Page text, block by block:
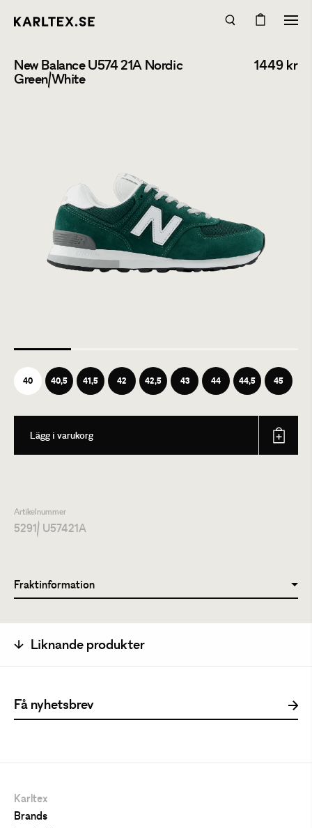
New Balance U574 21A Nordic
Green/White
1449 kr
40 40,5 41,5 42 42,5 43 44 44,5 45
Lägg i varukorg
Artikelnummer
5291/ U57421A
Fraktinformation
Liknande produkter
Karltex
Brands